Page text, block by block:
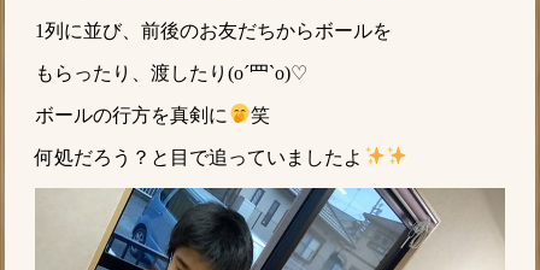
1列に並び、前後のお友だちからボールを
もらったり、渡したり(o´罒`o)♡
ボールの行方を真剣に 笑
何処だろう？と目で追っていましたよ